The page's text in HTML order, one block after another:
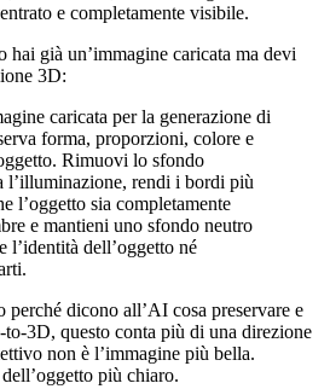
e completamente visibile.
hai già un’immagine caricata ma devi
3D:
caricata per la generazione di
forma, proporzioni, colore e
Rimuovi lo sfondo
l’illuminazione, rendi i bordi più
l’oggetto sia completamente
e mantieni uno sfondo neutro
l’identità dell’oggetto né
dicono all’AI cosa preservare e
to-3D, questo conta più di una direzione
non è l’immagine più bella.
più chiaro.